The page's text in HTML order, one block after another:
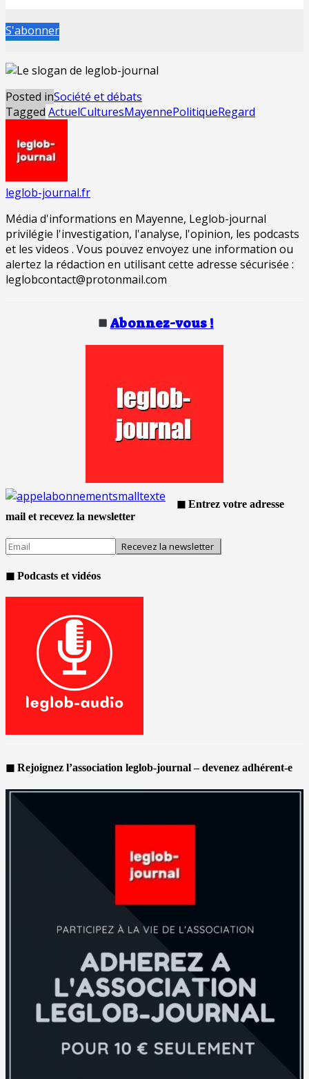
S'abonner
Posted inSociété et débats
Tagged ActuelCulturesMayennePolitiqueRegard
leglob-journal.fr
Média d'informations en Mayenne, Leglob-journal
privilégie l'investigation, l'analyse, l'opinion, les podcasts
et les videos . Vous pouvez envoyez une information ou
alertez la rédaction en utilisant cette adresse sécurisée :
leglobcontact@protonmail.com
Abonnez-vous !
◼ Entrez votre adresse
mail et recevez la newsletter
◼ Podcasts et vidéos
◼ Rejoignez l’association leglob-journal – devenez adhérent-e